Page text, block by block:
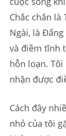
Chắc chắn là
Ngài, là
và điềm tĩnh
hỗn loạn.
nhận được
Cách đây
nhỏ của tôi